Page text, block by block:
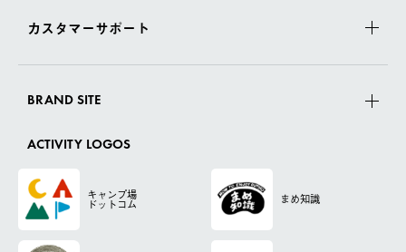
カスタマーサポート
BRAND SITE
ACTIVITY LOGOS
キャンプ場
ドットコム まめ知識